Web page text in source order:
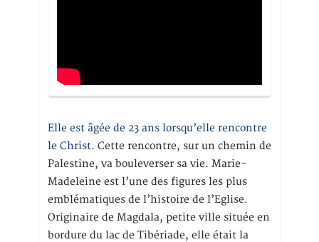
Elle est âgée de 23 ans lorsqu’elle rencontre
le Christ. Cette rencontre, sur un chemin de
Palestine, va bouleverser sa vie. Marie-
Madeleine est l’une des figures les plus
emblématiques de l’histoire de l’Eglise.
Originaire de Magdala, petite ville située en
bordure du lac de Tibériade, elle était la